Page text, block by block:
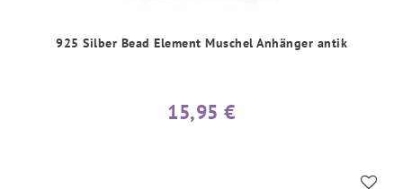
925 Silber Bead Element Muschel Anhänger antik
15,95 €